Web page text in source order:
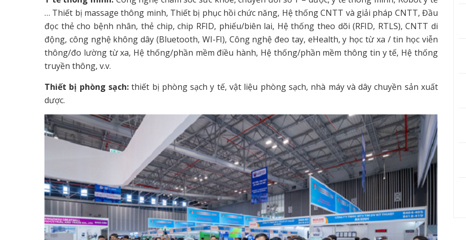
… Thiết bị massage thông minh, Thiết bị phục hồi chức năng, Hệ thống CNTT và giải pháp CNTT, Đầu
đọc thẻ cho bệnh nhân, thẻ chip, chip RFID, phiếu/biên lai, Hệ thống theo dõi (RFID, RTLS), CNTT di
động, công nghệ không dây (Bluetooth, WI-FI), Công nghệ đeo tay, eHealth, y học từ xa / tin học viễn
thông/đo lường từ xa, Hệ thống/phần mềm điều hành, Hệ thống/phần mềm thông tin y tế, Hệ thống
truyền thông, v.v.
Thiết bị phòng sạch:thiết bị phòng sạch y tế, vật liệu phòng sạch, nhà máy và dây chuyền sản xuất
dược.